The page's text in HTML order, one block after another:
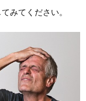
みてください。